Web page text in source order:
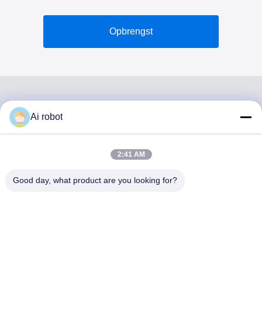
Opbrengst
LABORATORY
Ai robot
2:41 AM
Good day, what product are you looking for?